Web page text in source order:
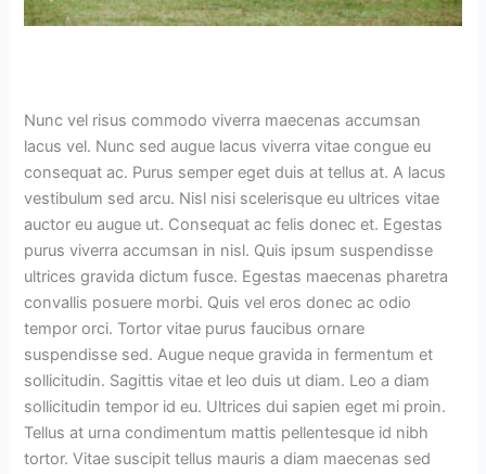
Nunc vel risus commodo viverra maecenas accumsan
lacus vel. Nunc sed augue lacus viverra vitae congue eu
consequat ac. Purus semper eget duis at tellus at. A lacus
vestibulum sed arcu. Nisl nisi scelerisque eu ultrices vitae
auctor eu augue ut. Consequat ac felis donec et. Egestas
purus viverra accumsan in nisl. Quis ipsum suspendisse
ultrices gravida dictum fusce. Egestas maecenas pharetra
convallis posuere morbi. Quis vel eros donec ac odio
tempor orci. Tortor vitae purus faucibus ornare
suspendisse sed. Augue neque gravida in fermentum et
sollicitudin. Sagittis vitae et leo duis ut diam. Leo a diam
sollicitudin tempor id eu. Ultrices dui sapien eget mi proin.
Tellus at urna condimentum mattis pellentesque id nibh
tortor. Vitae suscipit tellus mauris a diam maecenas sed